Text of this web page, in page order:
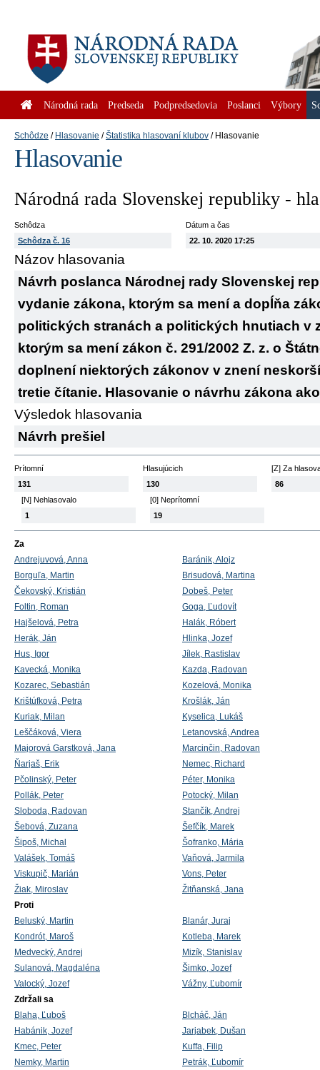
Národná rada Predseda Podpredsedovia Poslanci Výbory
Schôdze Hlasovanie Štatistika hlasovaní klubov Hlasovanie
Hlasovanie
Národná rada Slovenskej republiky -
Schôdza
Schôdza č. 16
Dátum a čas
22. 10. 2020 17:25
Názov hlasovania
Návrh poslanca Národnej rady Slovenskej
vydanie zákona, ktorým sa mení a dopĺňa
politických stranách a politických hnutiach v
ktorým sa mení zákon č. 291/2002 Z. z. o
doplnení niektorých zákonov v znení
tretie čítanie. Hlasovanie o návrhu zákona
Výsledok hlasovania
Návrh prešiel
Prítomní
131
Hlasujúcich
130
[Z] Za
86
[N] Nehlasovalo
1
[0] Neprítomní
19
Za
Andrejuvová, Anna
Baránik, Alojz
Borguľa, Martin
Brisudová, Martina
Čekovský, Kristián
Dobeš, Peter
Foltin, Roman
Goga, Ľudovít
Hajšelová, Petra
Halák, Róbert
Herák, Ján
Hlinka, Jozef
Hus, Igor
Jílek, Rastislav
Kavecká, Monika
Kazda, Radovan
Kozarec, Sebastián
Kozelová, Monika
Krištúfková, Petra
Krošlák, Ján
Kuriak, Milan
Kyselica, Lukáš
Leščáková, Viera
Letanovská, Andrea
Majorová Garstková, Jana
Marcinčin, Radovan
Ňarjaš, Erik
Nemec, Richard
Pčolinský, Peter
Péter, Monika
Pollák, Peter
Potocký, Milan
Sloboda, Radovan
Stančík, Andrej
Šebová, Zuzana
Šefčík, Marek
Šipoš, Michal
Šofranko, Mária
Valášek, Tomáš
Vaňová, Jarmila
Viskupič, Marián
Vons, Peter
Žiak, Miroslav
Žitňanská, Jana
Proti
Beluský, Martin
Blanár, Juraj
Kondrót, Maroš
Kotleba, Marek
Medvecký, Andrej
Mizík, Stanislav
Sulanová, Magdaléna
Šimko, Jozef
Valocký, Jozef
Vážny, Ľubomír
Zdržali sa
Blaha, Ľuboš
Blcháč, Ján
Habánik, Jozef
Jarjabek, Dušan
Kmec, Peter
Kuffa, Filip
Nemky, Martin
Petrák, Ľubomír